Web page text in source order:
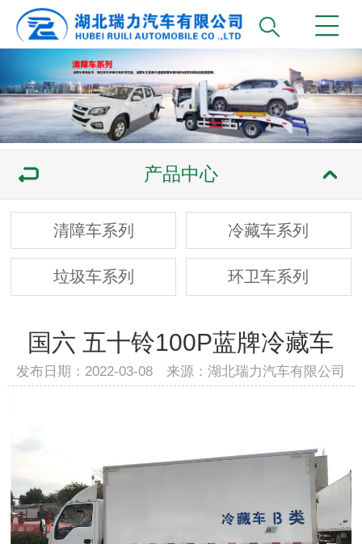
产品中心
清障车系列 冷藏车系列
垃圾车系列 环卫车系列
国六 五十铃100P蓝牌冷藏车
发布日期：2022-03-08 来源：湖北瑞力汽车有限公司